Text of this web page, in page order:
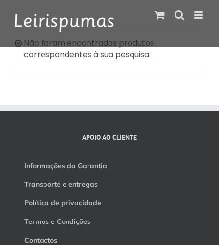
content
Não foram encontrados produtos
correspondentes à sua pesquisa.
APOIO AO CLIENTE
Informações da Garantia
Transporte e entregas
Política de privacidade
Termos e Condições
Contactos